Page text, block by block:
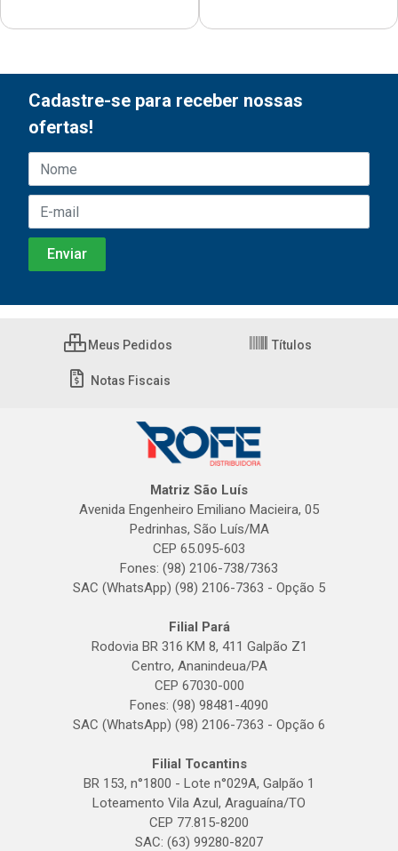
Cadastre-se para receber nossas
ofertas!
Meus Pedidos Títulos
Notas Fiscais
Matriz São Luís
Avenida Engenheiro Emiliano Macieira, 05
Pedrinhas, São Luís/MA
CEP 65.095-603
Fones: (98) 2106-738/7363
SAC (WhatsApp) (98) 2106-7363 - Opção 5
Filial Pará
Rodovia BR 316 KM 8, 411 Galpão Z1
Centro, Ananindeua/PA
CEP 67030-000
Fones: (98) 98481-4090
SAC (WhatsApp) (98) 2106-7363 - Opção 6
Filial Tocantins
BR 153, n°1800 - Lote n°029A, Galpão 1
Loteamento Vila Azul, Araguaína/TO
CEP 77.815-8200
SAC: (63) 99280-8207